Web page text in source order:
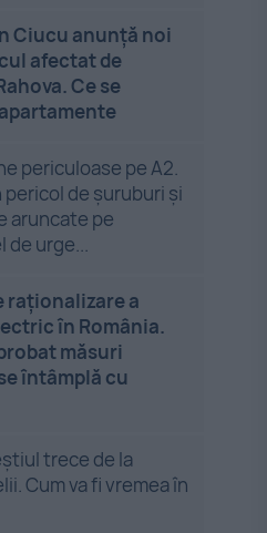
Ciucu anunță noi
afectat de
Ce se
periculoase pe A2.
pericol de șuruburi și
aruncate pe
de urge...
raționalizare a
în România.
măsuri
întâmplă cu
trece de la
Cum va fi vremea în